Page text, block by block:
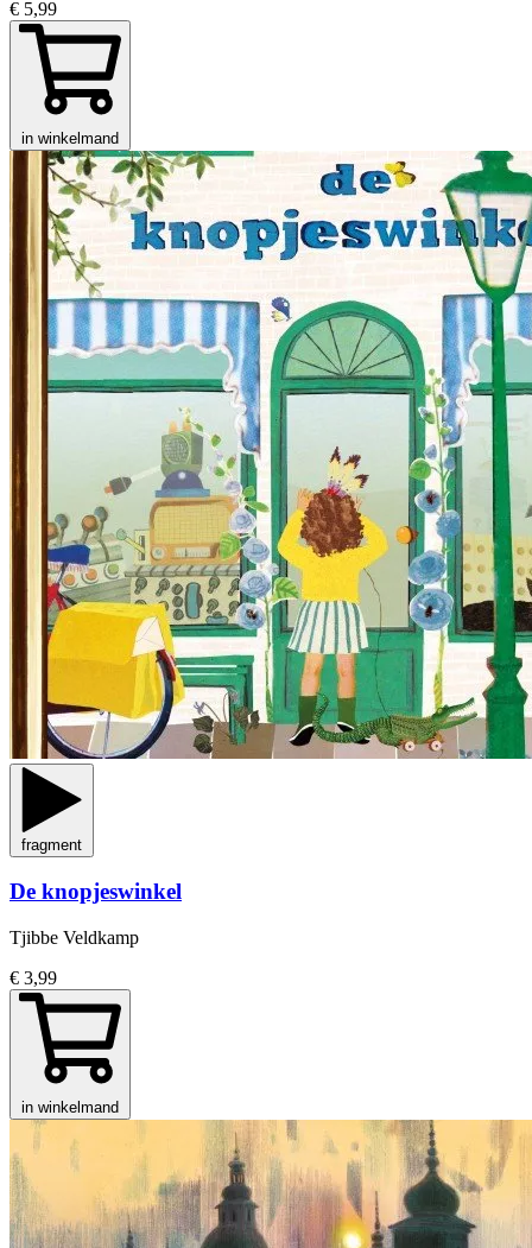
€ 5,99
in winkelmand
fragment
De knopjeswinkel
Tjibbe Veldkamp
€ 3,99
in winkelmand